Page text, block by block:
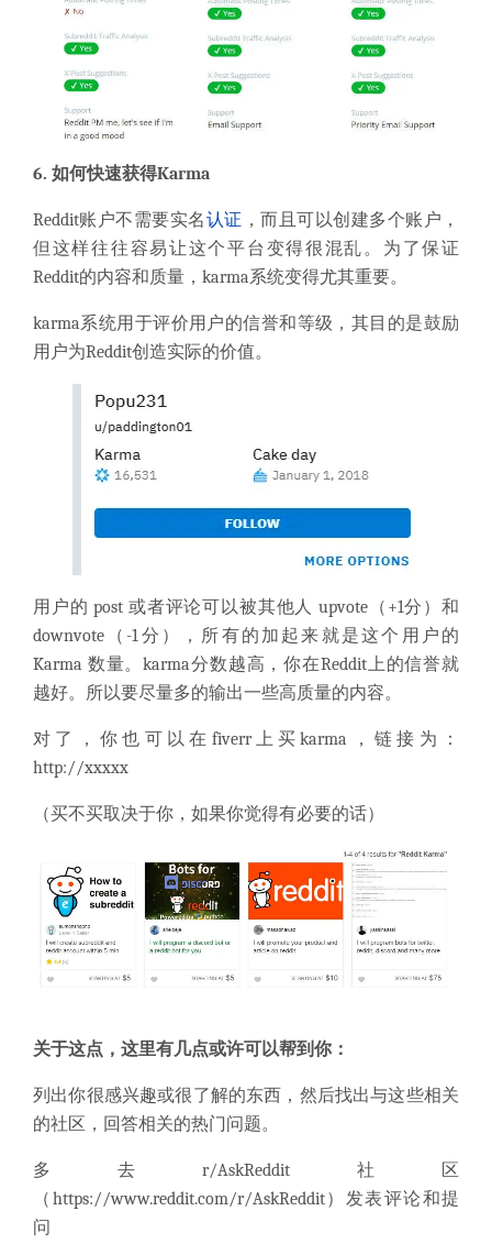
6. 如何快速获得Karma
Reddit账户不需要实名认证 ，而且可以创建多个账户，
但这样往往容易让这个平台变得很混乱。为了保证
Reddit的内容和质量，karma系统变得尤其重要。
karma系统用于评价用户的信誉和等级，其目的是鼓励
用户为Reddit创造实际的价值。
用户的 post 或者评论可以被其他人 upvote（+1分）和
downvote（-1分），所有的加起来就是这个用户的
Karma 数量。karma分数越高，你在Reddit上的信誉就
越好。所以要尽量多的输出一些高质量的内容。
对了，你也可以在fiverr上买karma，链接为：
http://xxxxx
（买不买取决于你，如果你觉得有必要的话）
关于这点，这里有几点或许可以帮到你：
列出你很感兴趣或很了解的东西，然后找出与这些相关
的社区，回答相关的热门问题。
多去r/AskReddit社区
（ https://www.reddit.com/r/AskReddit）发表评论和提
问